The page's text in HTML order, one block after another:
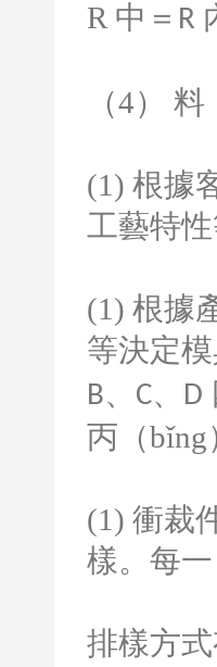
R 中＝ R
（4） 料
(1) 根據
工藝特
(1) 根據
等決定
B、 C、 D
丙（
(1) 衝裁
樣。每
排樣方